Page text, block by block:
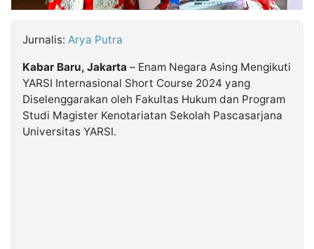
Jurnalis: Arya Putra
Kabar Baru, Jakarta – Enam Negara Asing Mengikuti
YARSI Internasional Short Course 2024 yang
Diselenggarakan oleh Fakultas Hukum dan Program
Studi Magister Kenotariatan Sekolah Pascasarjana
Universitas YARSI.